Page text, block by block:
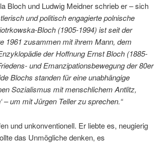
Bloch und Ludwig Meidner schrieb er – sich
und politisch engagierte polnische
Bloch (1905-1994) ist seit der
1961 zusammen mit ihrem Mann, dem
der Hoffnung Ernst Bloch (1885-
und Emanzipationsbewegung der 80er
Blochs standen für eine unabhängige
Sozialismus mit menschlichem Antlitz,
– um mit Jürgen Teller zu sprechen.“
und unkonventionell. Er liebte es, neugierig
das Unmögliche denken, es